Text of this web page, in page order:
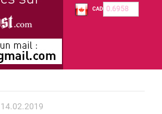
CAD 0.6958
14.02.2019